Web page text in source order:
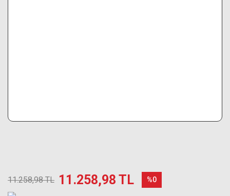
11.258,98 TL 11.258,98 TL %0